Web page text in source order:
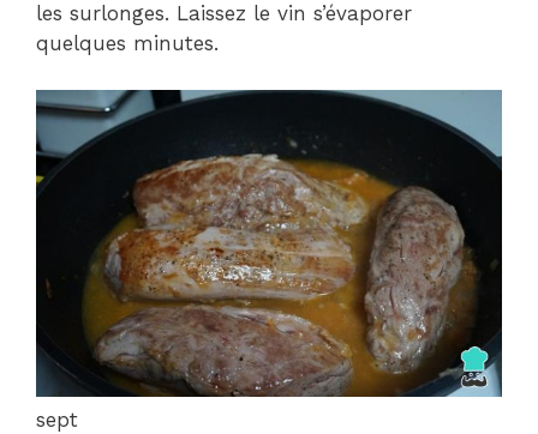
les surlonges. Laissez le vin s’évaporer
quelques minutes.
sept